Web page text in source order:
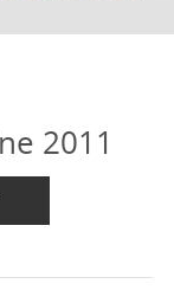
2011